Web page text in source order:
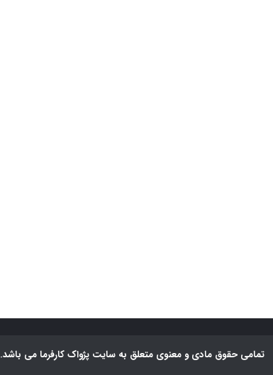
تمامی حقوق مادی و معنوی متعلق به سایت پژواک کارفرما می باشد.